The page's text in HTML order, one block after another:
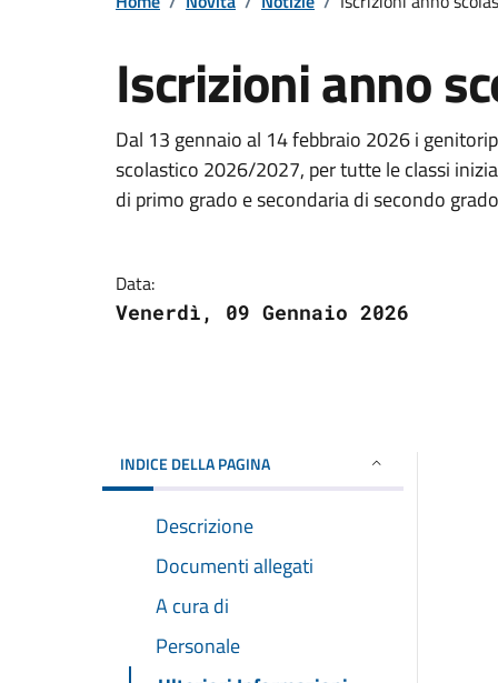
Iscrizioni anno
Dal 13 gennaio al 14 febbraio 2026 i
scolastico 2026/2027, per tutte le classi
di primo grado e secondaria di secondo
Data:
Venerdì, 09 Gennaio 2026
INDICE DELLA PAGINA
Descrizione
Documenti allegati
A cura di
Personale